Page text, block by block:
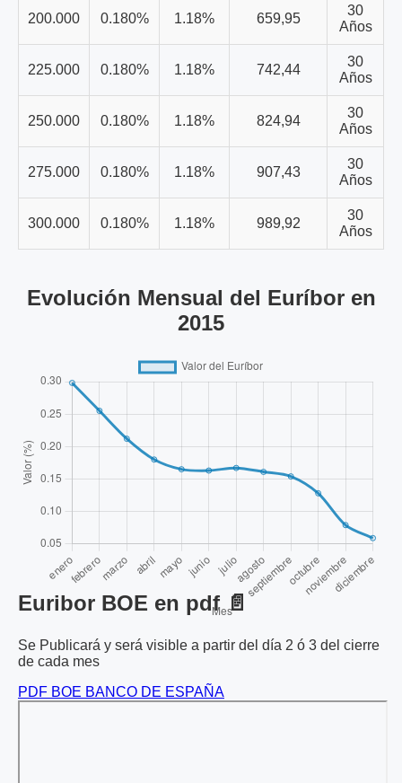
200.000 0.180% 1.18% 659,95
30
Años
225.000 0.180% 1.18% 742,44
30
Años
250.000 0.180% 1.18% 824,94
30
Años
275.000 0.180% 1.18% 907,43
30
Años
300.000 0.180% 1.18% 989,92
30
Años
Evolución Mensual del Euríbor en
2015
Euribor BOE en pdf 📄
Se Publicará y será visible a partir del día 2 ó 3 del cierre
de cada mes
PDF BOE BANCO DE ESPAÑA